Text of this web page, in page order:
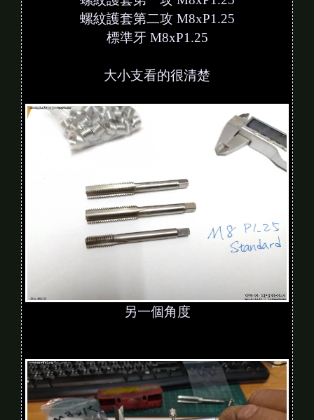
螺紋護套第二攻 M8xP1.25
標準牙 M8xP1.25
大小支看的很清楚
另一個角度